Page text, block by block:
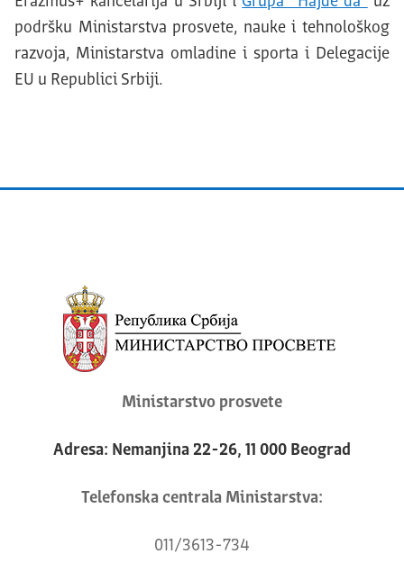
podršku Ministarstva prosvete, nauke i tehnološkog
razvoja, Ministarstva omladine i sporta i Delegacije
EU u Republici Srbiji.
Ministarstvo prosvete
Adresa: Nemanjina 22-26, 11 000 Beograd
Telefonska centrala Ministarstva:
011/3613-734